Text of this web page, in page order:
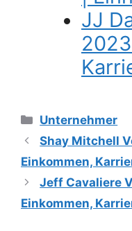
JJ
Categories
Unternehmer
Shay Mitchell
Einkommen,
Jeff Cavaliere
Einkommen,